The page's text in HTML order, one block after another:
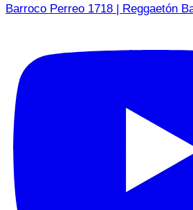
Barroco Perreo 1718 | Reggaetón